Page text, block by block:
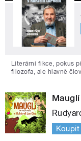
Literární fikce, pokus
filozofa, ale hlavně
Mauglí
Koupit